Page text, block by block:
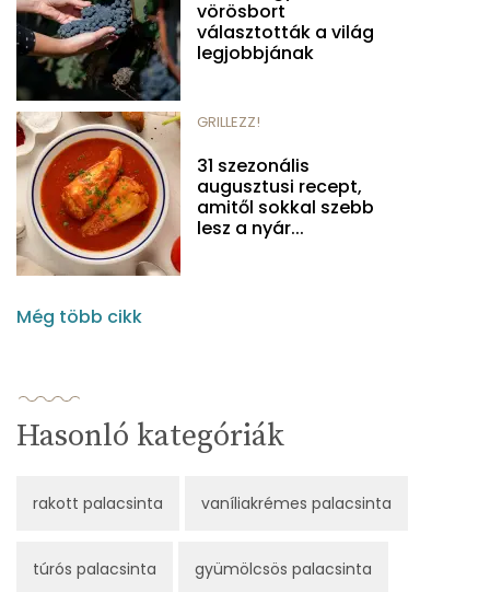
vörösbort
választották a világ
legjobbjának
GRILLEZZ!
31 szezonális
augusztusi recept,
amitől sokkal szebb
lesz a nyár...
Még több cikk
Hasonló kategóriák
rakott palacsinta vaníliakrémes palacsinta
túrós palacsinta gyümölcsös palacsinta